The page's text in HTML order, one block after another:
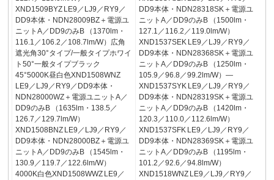
XND1509BYZ LE9／LJ9／RY9／
DD9本体・NDN28009BZ＋電源ユ
ニットA／DD9のみB （1370lm・
116.1／106.2／108.7lm/W）広角
遮光角30°タイプ/一般タイプホワイ
ト50°一般タイプブラック
45°5000K昼白色XND1508WNZ
LE9／LJ9／RY9／DD9本体・
NDN28000WZ＋電源ユニットA／
DD9のみB （1635lm・138.5／
126.7／129.7lm/W）
XND1508BNZ LE9／LJ9／RY9／
DD9本体・NDN28000BZ＋電源ユ
ニットA／DD9のみB （1545lm・
130.9／119.7／122.6lm/W）
4000K白色XND1508WWZ LE9／
DD9本体・NDN28318SK＋電源ユ
ニットA／DD9のみB （1500lm・
127.1／116.2／119.0lm/W）
XND1537SEK LE9／LJ9／RY9／
DD9本体・NDN28368SK＋電源ユ
ニットA／DD9のみB （1250lm・
105.9／96.8／99.2lm/W）—
XND1537SYK LE9／LJ9／RY9／
DD9本体・NDN28319SK＋電源ユ
ニットA／DD9のみB （1420lm・
120.3／110.0／112.6lm/W）
XND1537SFK LE9／LJ9／RY9／
DD9本体・NDN28369SK＋電源ユ
ニットA／DD9のみB （1195lm・
101.2／92.6／94.8lm/W）
XND1518WNZ LE9／LJ9／RY9／